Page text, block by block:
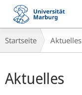
Mobile-
Navigation
Breadcrumb-
Navigation
Startseite Aktuelles
Aktuelles